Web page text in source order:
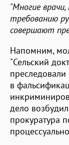
"Многие
требованию
совершают
Напомним,
"Сельский
в
дело
прокуратура